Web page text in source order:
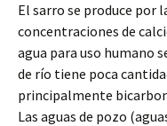
El sarro se produce por
concentraciones de
agua para uso humano
de río tiene poca
principalmente
Las aguas de pozo